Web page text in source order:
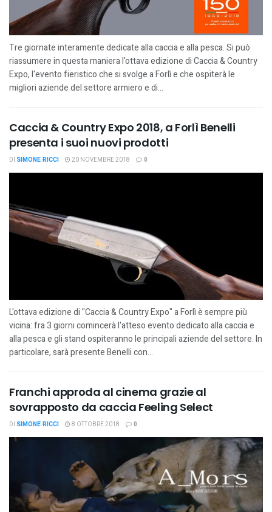
Tre giornate interamente dedicate alla caccia e alla pesca. Si può
riassumere in questa maniera l'ottava edizione di Caccia & Country
Expo, l'evento fieristico che si svolge a Forlì e che ospiterà le
migliori aziende del settore armiero e di...
Caccia & Country Expo 2018, a Forlì Benelli
presenta i suoi nuovi prodotti
DI SIMONE RICCI 20 NOVEMBRE 2018 0
L'ottava edizione di "Caccia & Country Expo" a Forlì è sempre più
vicina: fra 3 giorni comincerà l'atteso evento dedicato alla caccia e
alla pesca e gli stand ospiteranno le principali aziende del settore. In
particolare, sarà presente Benelli con...
Franchi approda al cinema grazie al
sovrapposto da caccia Feeling Select
DI SIMONE RICCI 8 OTTOBRE 2018 0